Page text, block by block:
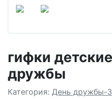
гифки
дружбы
Подробности
Категория: День дружбы-